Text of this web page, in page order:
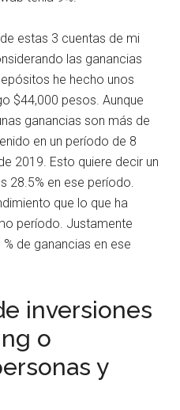
estas 3 cuentas de mi
las ganancias
he hecho unos
$44,000 pesos. Aunque
ganancias son más de
en un período de 8
2019. Esto quiere decir un
28.5% en ese período.
que lo que ha
período. Justamente
de ganancias en ese
inversiones
o
y